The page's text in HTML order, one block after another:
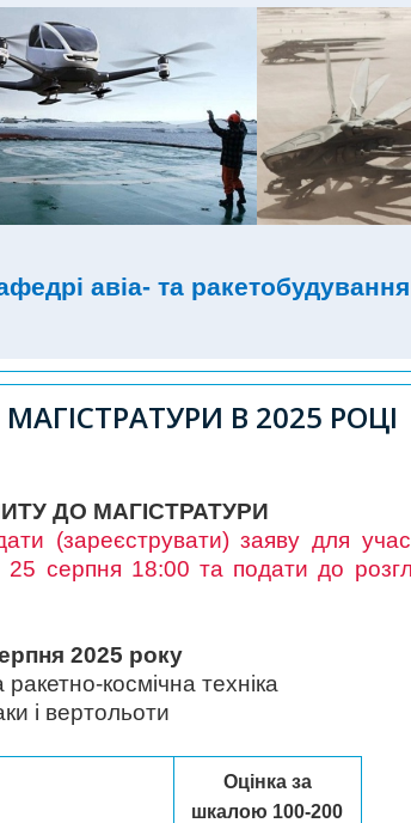
авіа- та
В 2025 РОЦІ
ДО МАГІСТРАТУРИ
(зареєструвати) заяву для
25 серпня 18:00 та подати до
2025 року
космічна техніка
і вертольоти
Оцінка за
шкалою 100-200